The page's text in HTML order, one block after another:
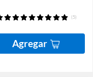
(5)
Agregar